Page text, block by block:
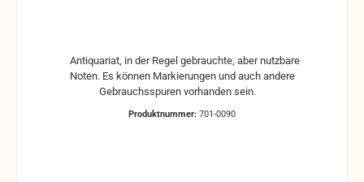
Noten. Es können Markierungen und auch andere
Produktnummer: 701-0090